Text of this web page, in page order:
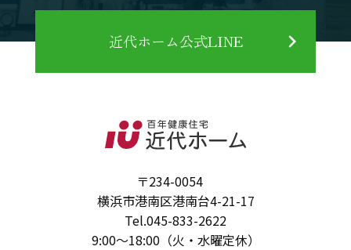
近代ホーム公式LINE
〒234-0054
横浜市港南区港南台4-21-17
Tel.045-833-2622
9:00～18:00（火・水曜定休）